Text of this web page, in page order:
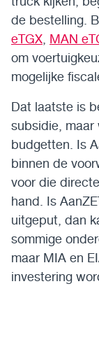
de bestelling.
eTGX MAN
om
mogelijke
Dat laatste is
subsidie, maar
budgetten. Is
binnen de
voor die
hand. Is
uitgeput, dan
sommige
maar MIA en
investering